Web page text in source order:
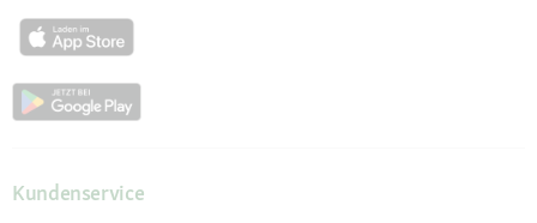
Kundenservice